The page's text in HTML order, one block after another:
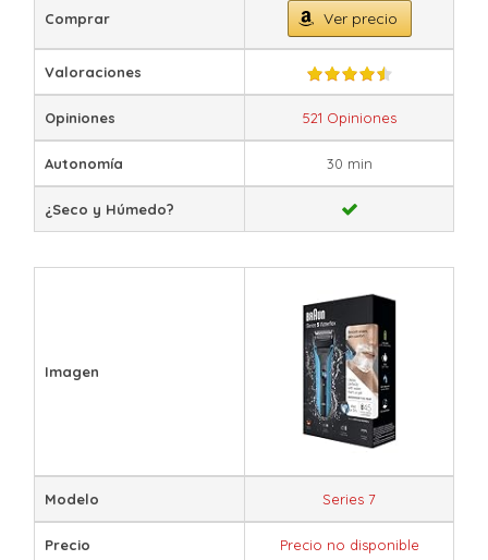
Comprar Ver precio
Valoraciones
Opiniones 521 Opiniones
Autonomía 30 min
¿Seco y Húmedo?
Imagen
Modelo Series 7
Precio Precio no disponible